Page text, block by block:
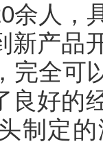
余人，
新产品
完全可
良好的
制定